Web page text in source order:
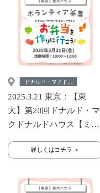
ドナルド・マクド...
2025.3.21 東京：【東
大】第20回ドナルド・マ
クドナルドハウス【ミー
詳しくはコチラ ＞